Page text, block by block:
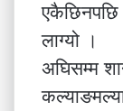
एकैछिनपछि
लाग्यो ।
अघिसम्म